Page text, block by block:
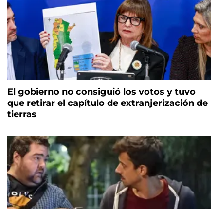
El gobierno no consiguió los votos y tuvo
que retirar el capítulo de extranjerización de
tierras